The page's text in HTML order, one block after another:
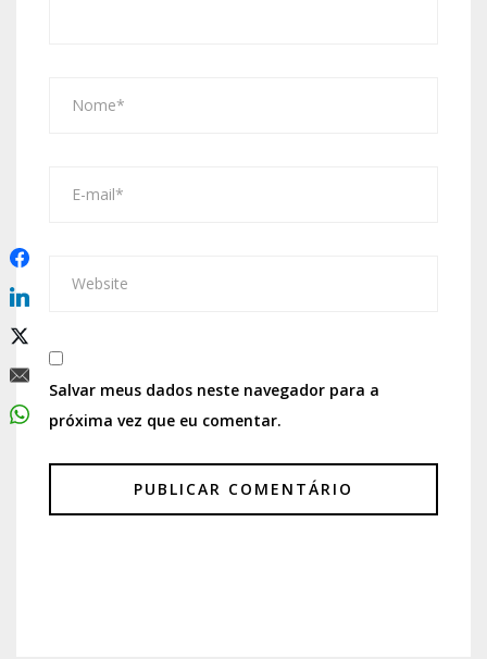
Salvar meus dados neste navegador para a
próxima vez que eu comentar.